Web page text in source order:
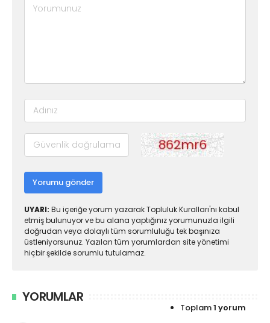
Yorumu gönder
UYARI: Bu içeriğe yorum yazarak Topluluk Kuralları'nı kabul
etmiş bulunuyor ve bu alana yaptığınız yorumunuzla ilgili
doğrudan veya dolaylı tüm sorumluluğu tek başınıza
üstleniyorsunuz. Yazılan tüm yorumlardan site yönetimi
hiçbir şekilde sorumlu tutulamaz.
YORUMLAR
Toplam1 yorum